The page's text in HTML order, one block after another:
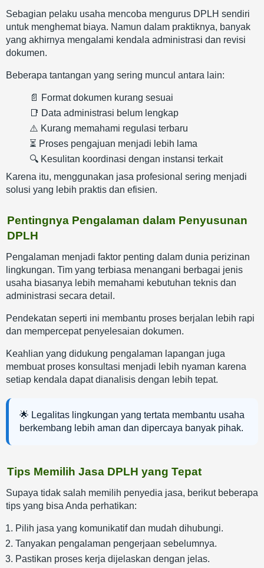
Sebagian pelaku usaha mencoba mengurus DPLH sendiri
untuk menghemat biaya. Namun dalam praktiknya, banyak
yang akhirnya mengalami kendala administrasi dan revisi
dokumen.
Beberapa tantangan yang sering muncul antara lain:
📄 Format dokumen kurang sesuai
📑 Data administrasi belum lengkap
⚠️ Kurang memahami regulasi terbaru
⏳ Proses pengajuan menjadi lebih lama
🔍 Kesulitan koordinasi dengan instansi terkait
Karena itu, menggunakan jasa profesional sering menjadi
solusi yang lebih praktis dan efisien.
Pentingnya Pengalaman dalam Penyusunan
DPLH
Pengalaman menjadi faktor penting dalam dunia perizinan
lingkungan. Tim yang terbiasa menangani berbagai jenis
usaha biasanya lebih memahami kebutuhan teknis dan
administrasi secara detail.
Pendekatan seperti ini membantu proses berjalan lebih rapi
dan mempercepat penyelesaian dokumen.
Keahlian yang didukung pengalaman lapangan juga
membuat proses konsultasi menjadi lebih nyaman karena
setiap kendala dapat dianalisis dengan lebih tepat.
🌟 Legalitas lingkungan yang tertata membantu usaha
berkembang lebih aman dan dipercaya banyak pihak.
Tips Memilih Jasa DPLH yang Tepat
Supaya tidak salah memilih penyedia jasa, berikut beberapa
tips yang bisa Anda perhatikan:
Pilih jasa yang komunikatif dan mudah dihubungi.
Tanyakan pengalaman pengerjaan sebelumnya.
Pastikan proses kerja dijelaskan dengan jelas.